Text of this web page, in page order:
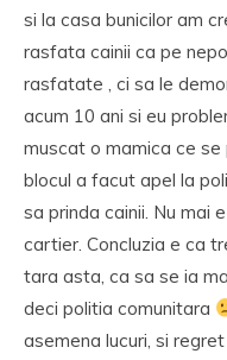
si la casa bunicilor am
rasfata cainii ca pe
rasfatate , ci sa le
acum 10 ani si eu
muscat o mamica ce se
blocul a facut apel la
sa prinda cainii. Nu mai
cartier. Concluzia e ca
tara asta, ca sa se ia
deci politia comunitara
asemena lucuri, si